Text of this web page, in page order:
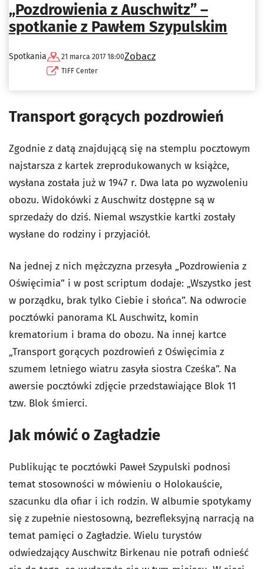
„Pozdrowienia z Auschwitz” –
spotkanie z Pawłem Szypulskim
Spotkania
21 marca 2017 18:00
TIFF Center
Zobacz
Transport gorących pozdrowień
Zgodnie z datą znajdującą się na stemplu pocztowym
najstarsza z kartek zreprodukowanych w książce,
wysłana została już w 1947 r. Dwa lata po wyzwoleniu
obozu. Widokówki z Auschwitz dostępne są w
sprzedaży do dziś. Niemal wszystkie kartki zostały
wysłane do rodziny i przyjaciół.
Na jednej z nich mężczyzna przesyła „Pozdrowienia z
Oświęcimia” i w post scriptum dodaje: „Wszystko jest
w porządku, brak tylko Ciebie i słońca”. Na odwrocie
pocztówki panorama KL Auschwitz, komin
krematorium i brama do obozu. Na innej kartce
„Transport gorących pozdrowień z Oświęcimia z
szumem letniego wiatru zasyła siostra Cześka”. Na
awersie pocztówki zdjęcie przedstawiające Blok 11
tzw. Blok śmierci.
Jak mówić o Zagładzie
Publikując te pocztówki Paweł Szypulski podnosi
temat stosowności w mówieniu o Holokauście,
szacunku dla ofiar i ich rodzin. W albumie spotykamy
się z zupełnie niestosowną, bezrefleksyjną narracją na
temat pamięci o Zagładzie. Wielu turystów
odwiedzający Auschwitz Birkenau nie potrafi odnieść